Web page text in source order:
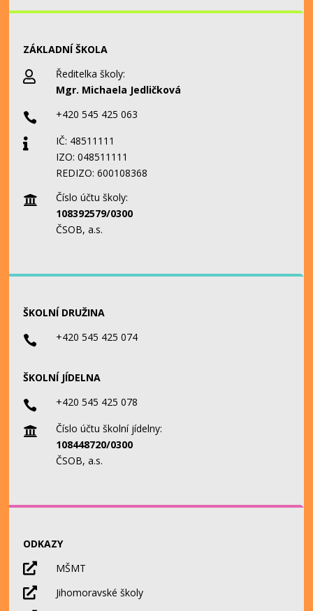
ZÁKLADNÍ ŠKOLA

Ředitelka školy:
Mgr. Michaela Jedličková
 +420 545 425 063

IČ: 48511111
IZO: 048511111
REDIZO: 600108368

Číslo účtu školy:
108392579/0300
ČSOB, a.s.
ŠKOLNÍ DRUŽINA
 +420 545 425 074
ŠKOLNÍ JÍDELNA
 +420 545 425 078

Číslo účtu školní jídelny:
108448720/0300
ČSOB, a.s.
ODKAZY
 MŠMT
 Jihomoravské školy